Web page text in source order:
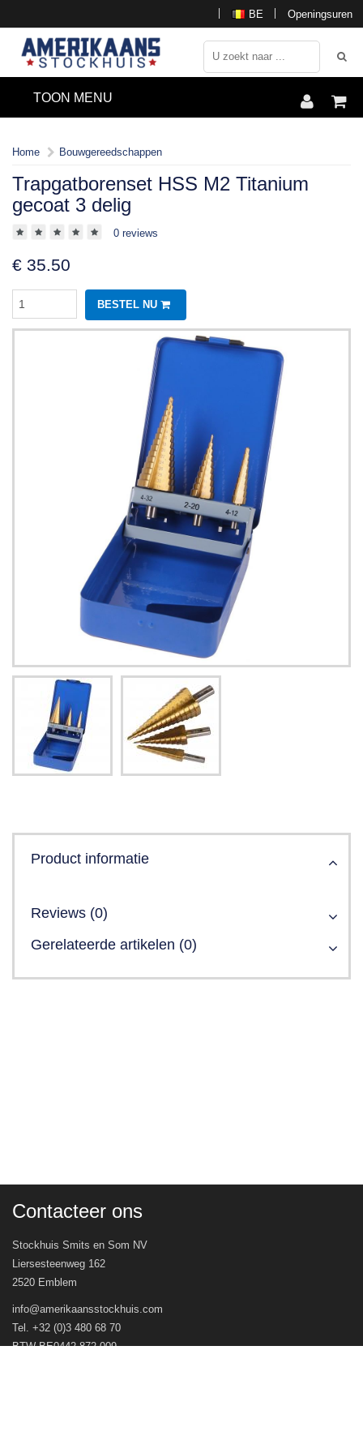
Openingsuren
BE
TOON MENU
Home Bouwgereedschappen
Trapgatborenset HSS M2 Titanium
gecoat 3 delig
0 reviews
€ 35.50
BESTEL NU
Product informatie
Reviews (0)
Gerelateerde artikelen (0)
Contacteer ons
Stockhuis Smits en Som NV
Liersesteenweg 162
2520 Emblem
info@amerikaansstockhuis.com
Tel. +32 (0)3 480 68 70
BTW BE0442.872.009